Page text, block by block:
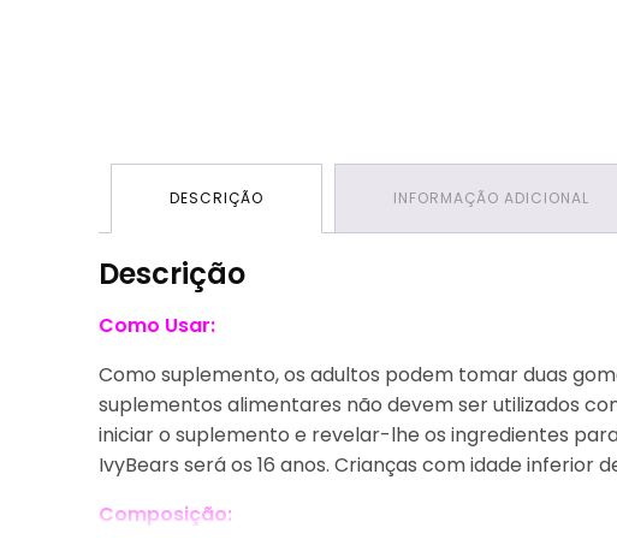
DESCRIÇÃO INFORMAÇÃO ADICIONAL
Descrição
Como Usar:
Como suplemento, os adultos podem tomar duas
suplementos alimentares não devem ser utilizados
iniciar o suplemento e revelar-lhe os ingredientes
IvyBears será os 16 anos. Crianças com idade inferior
Composição: